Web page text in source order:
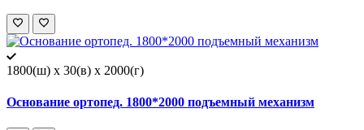
1800(ш) x 30(в) x 2000(г)
Основание ортопед. 1800*2000 подъемный механизм